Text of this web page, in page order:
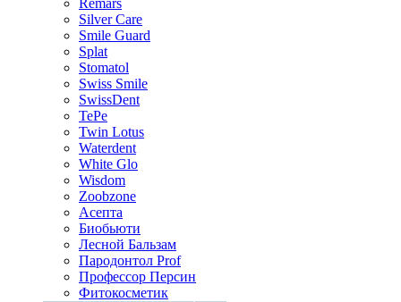
Remars
Silver Care
Smile Guard
Splat
Stomatol
Swiss Smile
SwissDent
TePe
Twin Lotus
Waterdent
White Glo
Wisdom
Zoobzone
Асепта
Биобьюти
Лесной Бальзам
Пародонтол Prof
Профессор Персин
Фитокосметик